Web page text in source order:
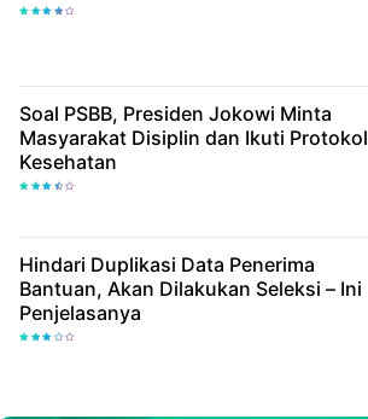
Soal PSBB, Presiden Jokowi Minta
Masyarakat Disiplin dan Ikuti Protokol
Kesehatan
Hindari Duplikasi Data Penerima
Bantuan, Akan Dilakukan Seleksi – Ini
Penjelasanya